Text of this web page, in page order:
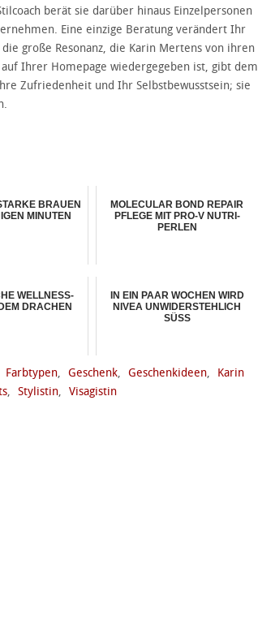
berät sie darüber hinaus Einzelpersonen
Eine einzige Beratung verändert Ihr
große Resonanz, die Karin Mertens von ihren
Ihrer Homepage wiedergegeben ist, gibt dem
Zufriedenheit und Ihr Selbstbewusstsein; sie
BRAUEN
MINUTEN
MOLECULAR BOND REPAIR
PFLEGE MIT PRO-V NUTRI-
PERLEN
WELLNESS-
DRACHEN
IN EIN PAAR WOCHEN WIRD
NIVEA UNWIDERSTEHLICH
SÜSS
Farbtypen, Geschenk, Geschenkideen,
Karin
, Stylistin, Visagistin